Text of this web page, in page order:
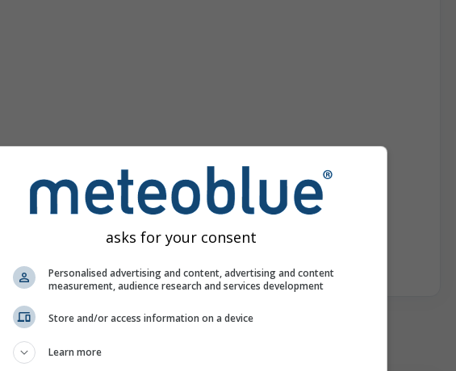
8.02°Α παρέχει όλες τις καιρικές πληροφορίες σε 3 απλά
χάρτης
asks for your consent
Personalised advertising and content, advertising and content
measurement, audience research and services development
Store and/or access information on a device
Learn more